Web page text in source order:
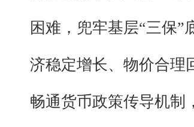
困难，兜牢基层“三保
济稳定增长、物价合理
畅通货币政策传导机制